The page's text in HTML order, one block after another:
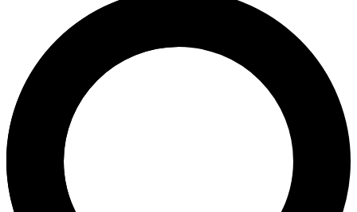
Strafen & Fouls
Schiedsrichter
Football Lexikon